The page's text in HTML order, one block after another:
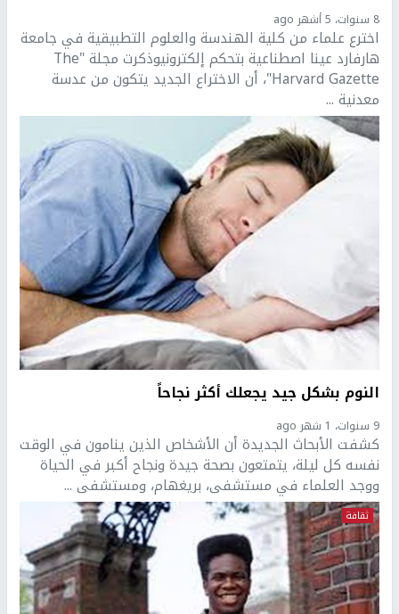
8 سنوات، 5 أشهر ago
اخترع علماء من كلية الهندسة والعلوم التطبيقية في جامعة
هارفارد عينا اصطناعية بتحكم إلكترونيوذكرت مجلة "The
Harvard Gazette"، أن الاختراع الجديد يتكون من عدسة
معدنية ...
النوم بشكل جيد يجعلك أكثر نجاحاً
9 سنوات، 1 شهر ago
كشفت الأبحاث الجديدة أن الأشخاص الذين ينامون في الوقت
نفسه كل ليلة، يتمتعون بصحة جيدة ونجاح أكبر في الحياة
ووجد العلماء في مستشفى، بريغهام، ومستشفى ...
ثقافة